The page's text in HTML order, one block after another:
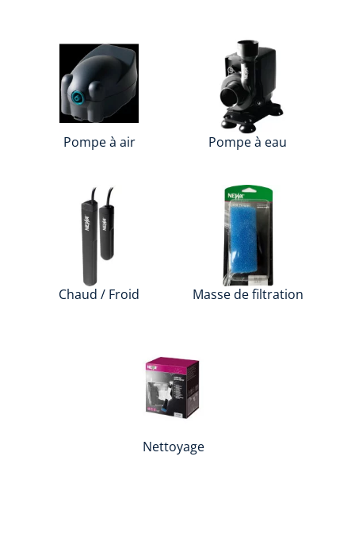
Pompe à air Pompe à eau
Chaud / Froid Masse de filtration
Nettoyage